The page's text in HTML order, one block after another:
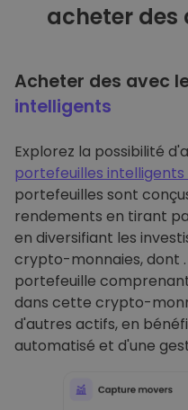
acheter
Acheter des avec
intelligents
Explorez la possibilité
portefeuilles
portefeuilles sont
rendements en tirant
en diversifiant les
crypto-monnaies, dont .
portefeuille
dans cette crypto-
d'autres actifs, en
automatisé et d'une